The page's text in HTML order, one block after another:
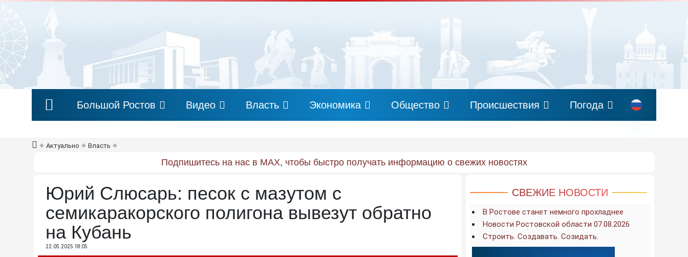
Большой Ростов Видео Власть Экономика Общество Происшествия Погода
✧ Актуально ✧ Власть ✧
Подпишитесь на нас в MAX, чтобы быстро получать информацию о свежих новостях
Юрий Слюсарь: песок с мазутом с
семикаракорского полигона вывезут обратно
на Кубань
22.05.2025 18:05
СВЕЖИЕ НОВОСТИ
В Ростове станет немного прохладнее
Новости Ростовской области 07.08.2026
Строить. Создавать. Созидать.